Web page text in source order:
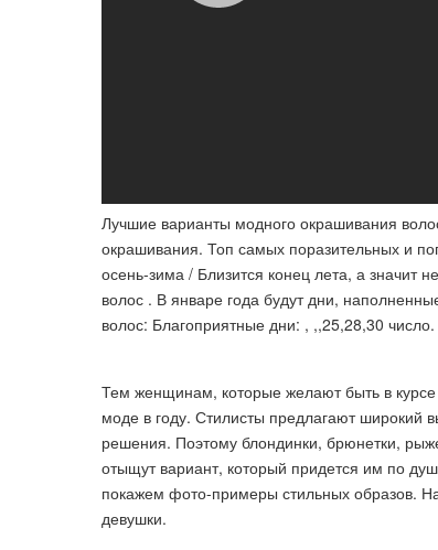
Лучшие варианты модного окрашивания
окрашивания. Топ самых поразительных и
осень-зима / Близится конец лета, а значит
волос . В январе года будут дни,
волос: Благоприятные дни: , ,,25,28,30 число.
Тем женщинам, которые желают быть в курсе
моде в году. Стилисты предлагают широкий
решения. Поэтому блондинки, брюнетки,
отыщут вариант, который придется им по
покажем фото-примеры стильных образов.
девушки.